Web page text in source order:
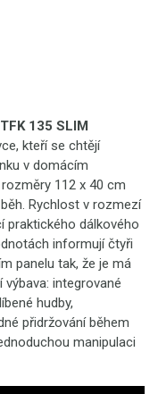
135 SLIM
kteří se chtějí
v domácím
112 x 40 cm
Rychlost v rozmezí
praktického dálkového
informují čtyři
panelu tak, že je má
integrované
hudby,
přidržování během
manipulaci